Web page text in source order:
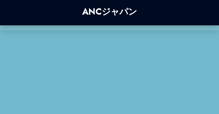
ANCジャパン